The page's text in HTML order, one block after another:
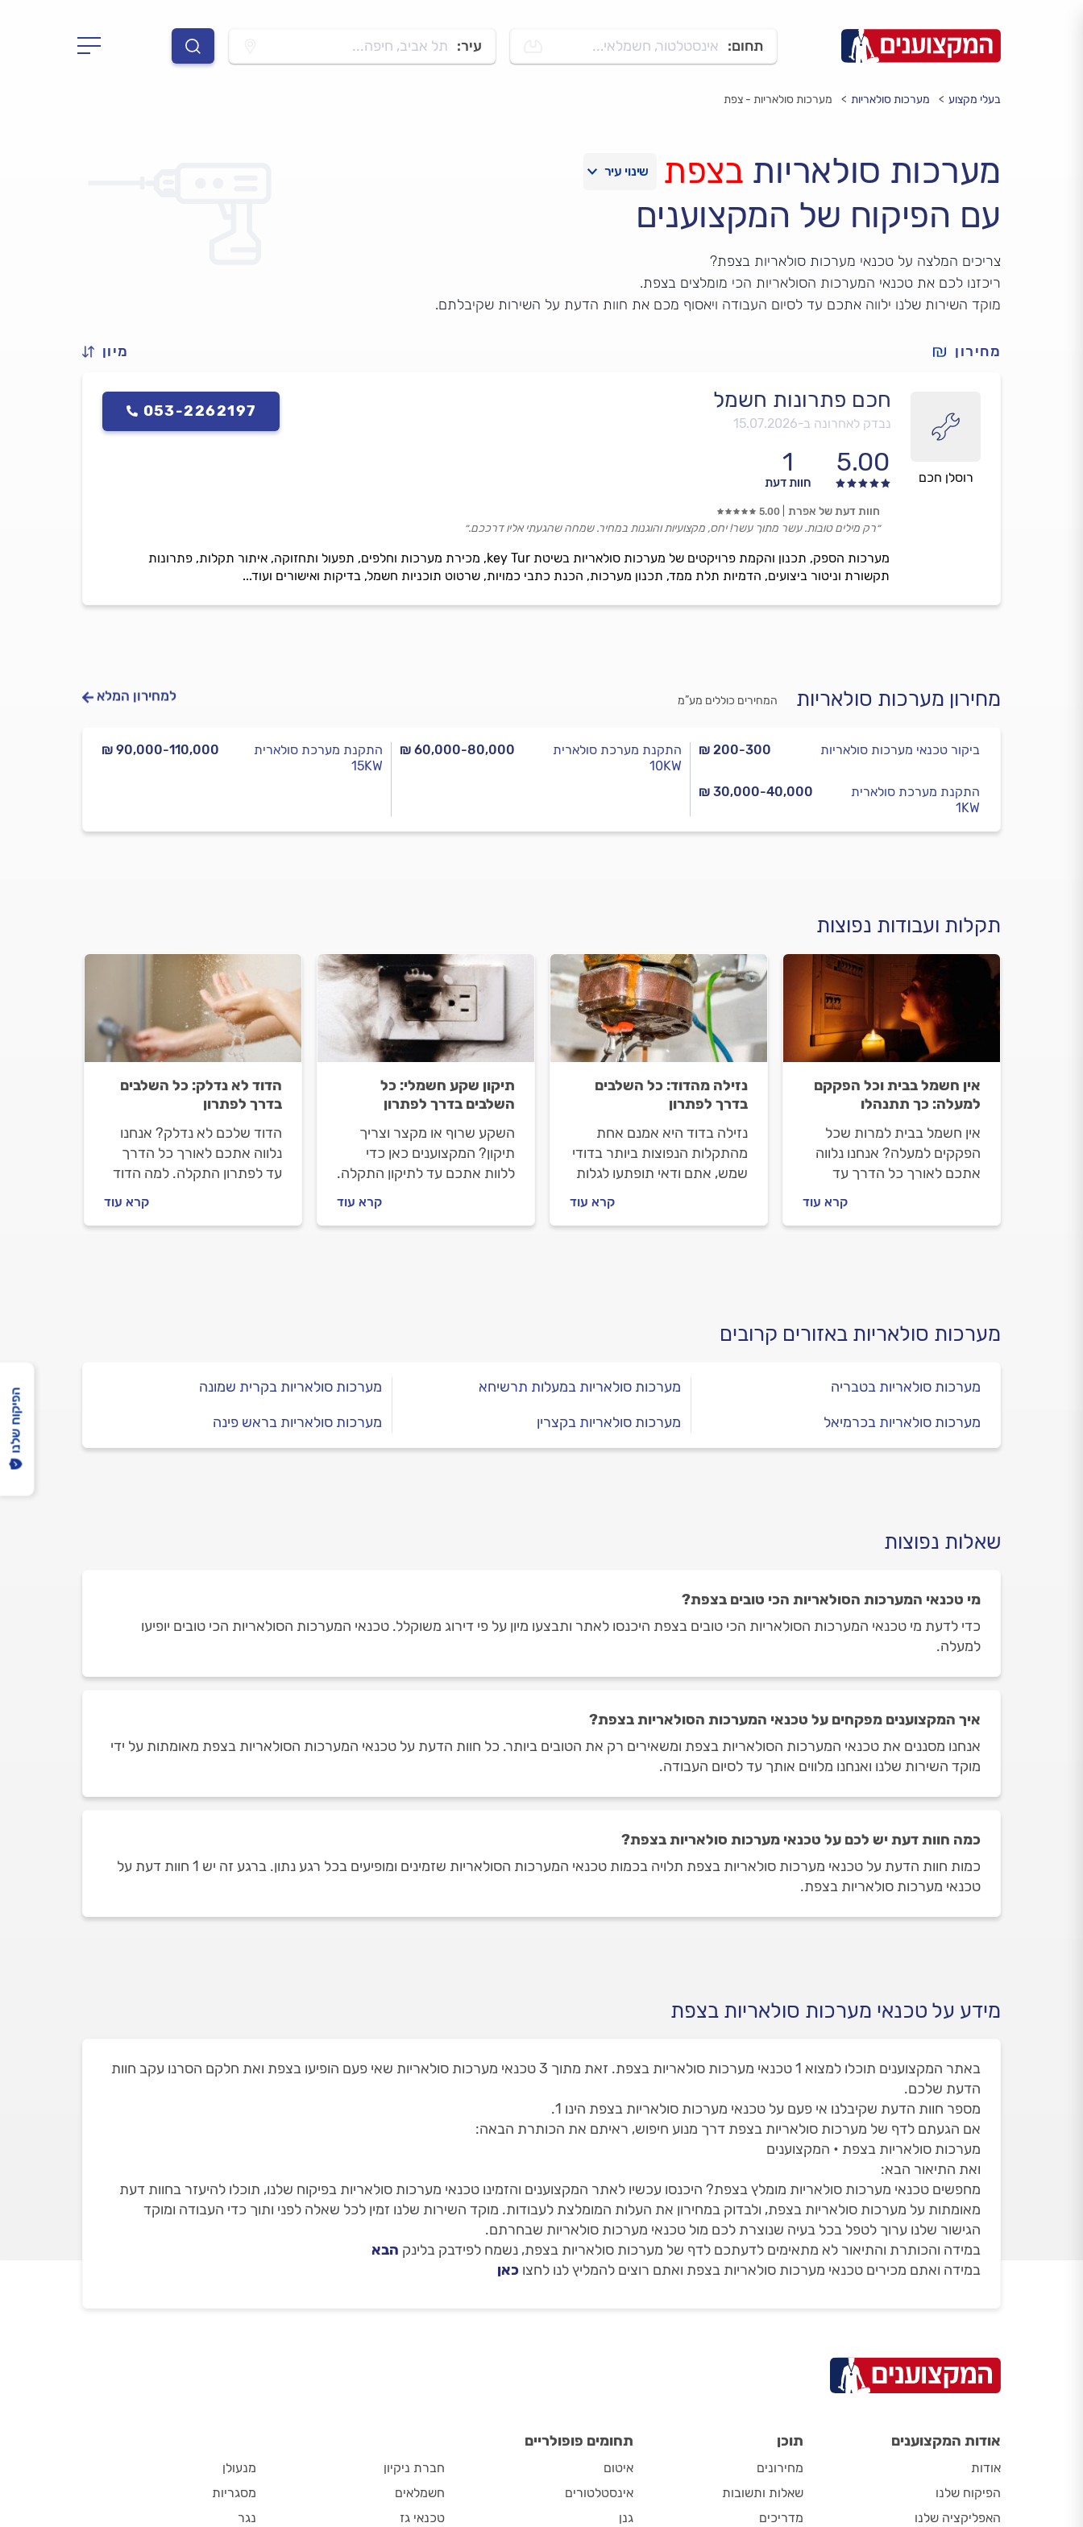
תחום: אינסטלטור, חשמלאי... עיר: תל אביב, חיפה...
בעלי מקצוע מערכות סולאריות מערכות סולאריות - צפת
מערכות סולאריות בצפת
עם הפיקוח של המקצוענים
צריכים המלצה על טכנאי מערכות סולאריות בצפת?
ריכזנו לכם את טכנאי המערכות הסולאריות הכי מומלצים בצפת.
מוקד השירות שלנו ילווה אתכם עד לסיום העבודה ויאסוף מכם את חוות הדעת על השירות שקיבלתם.
מחירון מיון
רוסלן חכם
חכם פתרונות חשמל
נבדק לאחרונה ב-15.07.2026
5.00
1
חוות דעת
053-2262197
מערכות הספק, תכנון והקמת פרויקטים של מערכות סולאריות בשיטת key Tur, מכירת מערכות וחלפים, תפעול ותחזוקה, איתור תקלות, פתרונות
תקשורת וניטור ביצועים, הדמיות תלת ממד, תכנון מערכות, הכנת כתבי כמויות, שרטוט תוכניות חשמל, בדיקות ואישורים ועוד...
חוות דעת של אפרת 5.00
״רק מילים טובות. עשר מתוך עשר! יחס, מקצועיות והוגנות במחיר. שמחה שהגעתי אליו דרככם.״
מחירון מערכות סולאריות המחירים כוללים מע”מ למחירון המלא
₪ 200-300 ביקור טכנאי מערכות סולאריות
₪ 30,000-40,000
התקנת מערכת סולארית
1KW
₪ 60,000-80,000
התקנת מערכת סולארית
10KW
₪ 90,000-110,000
התקנת מערכת סולארית
15KW
תקלות ועבודות נפוצות
אין חשמל בבית וכל הפקקם
למעלה: כך תתנהלו
אין חשמל בבית למרות שכל
הפקקים למעלה? אנחנו נלווה
אתכם לאורך כל הדרך עד
קרא עוד
נזילה מהדוד: כל השלבים
בדרך לפתרון
נזילה בדוד היא אמנם אחת
מהתקלות הנפוצות ביותר בדודי
שמש, אתם ודאי תופתעו לגלות
צריך להזמין טכנאי דודים ואיך
מתנהלים מולו? כל התשובות.
קרא עוד
תיקון שקע חשמלי: כל
השלבים בדרך לפתרון
השקע שרוף או מקצר וצריך
תיקון? המקצוענים כאן כדי
ללוות אתכם עד לתיקון התקלה.
חשמלאי, איך מתנהלים מולו
וכמה תעלה לכם החלפת שקע?
קרא עוד
הדוד לא נדלק: כל השלבים
בדרך לפתרון
הדוד שלכם לא נדלק? אנחנו
נלווה אתכם לאורך כל הדרך
עד לפתרון התקלה. למה הדוד
קרא עוד
מערכות סולאריות באזורים קרובים
מערכות סולאריות בטבריה
מערכות סולאריות בכרמיאל
מערכות סולאריות במעלות תרשיחא
מערכות סולאריות בקצרין
מערכות סולאריות בקרית שמונה
מערכות סולאריות בראש פינה
שאלות נפוצות
מי טכנאי המערכות הסולאריות הכי טובים בצפת?
כדי לדעת מי טכנאי המערכות הסולאריות הכי טובים בצפת היכנסו לאתר ותבצעו מיון על פי דירוג משוקלל. טכנאי המערכות הסולאריות הכי טובים יופיעו
למעלה.
איך המקצוענים מפקחים על טכנאי המערכות הסולאריות בצפת?
אנחנו מסננים את טכנאי המערכות הסולאריות בצפת ומשאירים רק את הטובים ביותר. כל חוות הדעת על טכנאי המערכות הסולאריות בצפת מאומתות על ידי
מוקד השירות שלנו ואנחנו מלווים אותך עד לסיום העבודה.
כמה חוות דעת יש לכם על טכנאי מערכות סולאריות בצפת?
כמות חוות הדעת על טכנאי מערכות סולאריות בצפת תלויה בכמות טכנאי המערכות הסולאריות שזמינים ומופיעים בכל רגע נתון. ברגע זה יש 1 חוות דעת על
טכנאי מערכות סולאריות בצפת.
מידע על טכנאי מערכות סולאריות בצפת
באתר המקצוענים תוכלו למצוא 1 טכנאי מערכות סולאריות בצפת. זאת מתוך 3 טכנאי מערכות סולאריות שאי פעם הופיעו בצפת ואת חלקם הסרנו עקב חוות
הדעת שלכם.
מספר חוות הדעת שקיבלנו אי פעם על טכנאי מערכות סולאריות בצפת הינו 1.
אם הגעתם לדף של מערכות סולאריות בצפת דרך מנוע חיפוש, ראיתם את הכותרת הבאה:
מערכות סולאריות בצפת • המקצוענים
ואת התיאור הבא:
מחפשים טכנאי מערכות סולאריות מומלץ בצפת? היכנסו עכשיו לאתר המקצוענים והזמינו טכנאי מערכות סולאריות בפיקוח שלנו, תוכלו להיעזר בחוות דעת
מאומתות על מערכות סולאריות בצפת, ולבדוק במחירון את העלות המומלצת לעבודות. מוקד השירות שלנו זמין לכל שאלה לפני ותוך כדי העבודה ומוקד
הגישור שלנו ערוך לטפל בכל בעיה שנוצרת לכם מול טכנאי מערכות סולאריות שבחרתם.
במידה והכותרת והתיאור לא מתאימים לדעתכם לדף של מערכות סולאריות בצפת, נשמח לפידבק בלינק הבא
במידה ואתם מכירים טכנאי מערכות סולאריות בצפת ואתם רוצים להמליץ לנו לחצו כאן
הפיקוח שלנו
אודות המקצוענים
אודות
הפיקוח שלנו
האפליקציה שלנו
תוכן
מחירונים
שאלות ותשובות
מדריכים
תחומים פופולריים
איטום
אינסטלטורים
גנן
חברת ניקיון
חשמלאים
טכנאי גז
מנעולן
מסגריות
נגר